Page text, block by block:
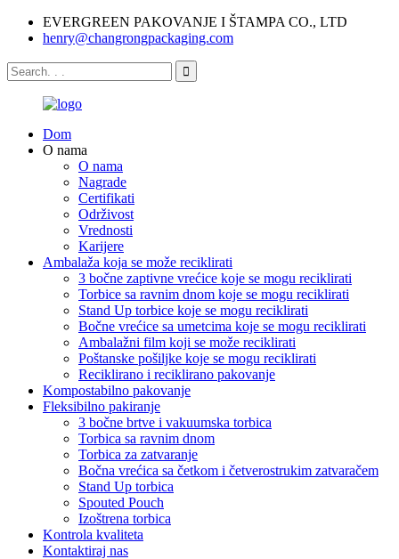
EVERGREEN PAKOVANJE I ŠTAMPA CO., LTD
henry@changrongpackaging.com
Dom
O nama
O nama
Nagrade
Certifikati
Održivost
Vrednosti
Karijere
Ambalaža koja se može reciklirati
3 bočne zaptivne vrećice koje se mogu reciklirati
Torbice sa ravnim dnom koje se mogu reciklirati
Stand Up torbice koje se mogu reciklirati
Bočne vrećice sa umetcima koje se mogu reciklirati
Ambalažni film koji se može reciklirati
Poštanske pošiljke koje se mogu reciklirati
Reciklirano i reciklirano pakovanje
Kompostabilno pakovanje
Fleksibilno pakiranje
3 bočne brtve i vakuumska torbica
Torbica sa ravnim dnom
Torbica za zatvaranje
Bočna vrećica sa četkom i četverostrukim zatvaračem
Stand Up torbica
Spouted Pouch
Izoštrena torbica
Kontrola kvaliteta
Kontaktiraj nas